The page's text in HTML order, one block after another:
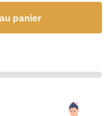
panier